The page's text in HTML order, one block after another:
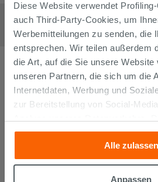
Diese Website verwendet
auch Third-Party-Cookies, um
Werbemitteilungen zu senden, die
entsprechen. Wir teilen außerdem
die Art, auf die Sie unsere Website
unseren Partnern, die sich um die
Internetdaten, Werbung und
zur Bereitstellung von Social-
anderen Informationen, die Sie
die sie aufgrund Ihrer Verwendung
gesammelt haben, kombinieren.
möchten oder Ihre Zustimmung zu
Alle zulassen
Anpassen
Mischer Wandmontierte
Ceralife O Einhebelmischer Schwarz
158,31€ /STK175,90€